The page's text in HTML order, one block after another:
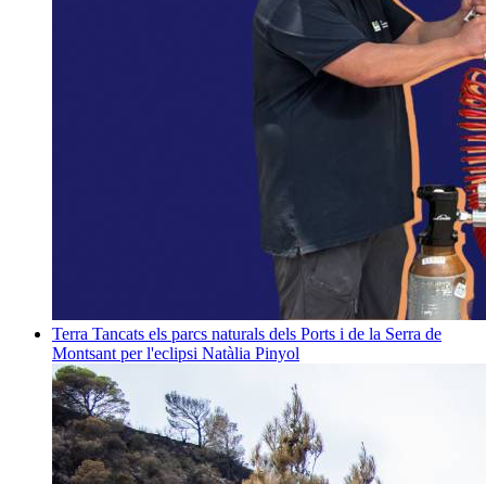
Terra Tancats els parcs naturals dels Ports i de la Serra de
Montsant per l'eclipsi Natàlia Pinyol